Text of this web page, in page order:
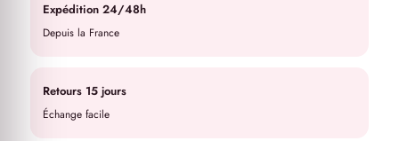
Expédition 24/48h
Depuis la France
Retours 15 jours
Échange facile